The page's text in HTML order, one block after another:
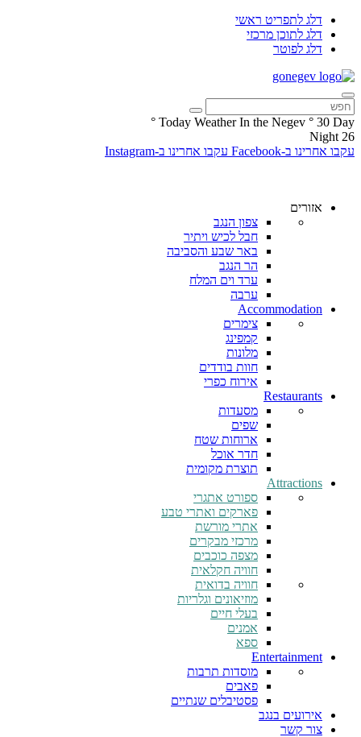
דלג לתפריט ראשי
דלג לתוכן מרכזי
דלג לפוטר
Today Weather In the Negev ° 30 Day
°
26
Night
עקבו אחרינו ב-Facebook
עקבו אחרינו ב-Instagram
אזורים
צפון הנגב
חבל לכיש ויתיר
באר שבע והסביבה
הר הנגב
ערד וים המלח
ערבה
Accommodation
צימרים
קמפינג
מלונות
חוות בודדים
אירוח כפרי
Restaurants
מסעדות
שפים
ארוחות שטח
חדר אוכל
תוצרת מקומית
Attractions
ספורט אתגרי
פארקים ואתרי טבע
אתרי מורשת
מרכזי מבקרים
מצפה כוכבים
חוויה חקלאית
חוויה בדואית
מוזיאונים וגלריות
בעלי חיים
אמנים
ספא
Entertainment
מוסדות תרבות
פאבים
פסטיבלים שנתיים
אירועים בנגב
צור קשר